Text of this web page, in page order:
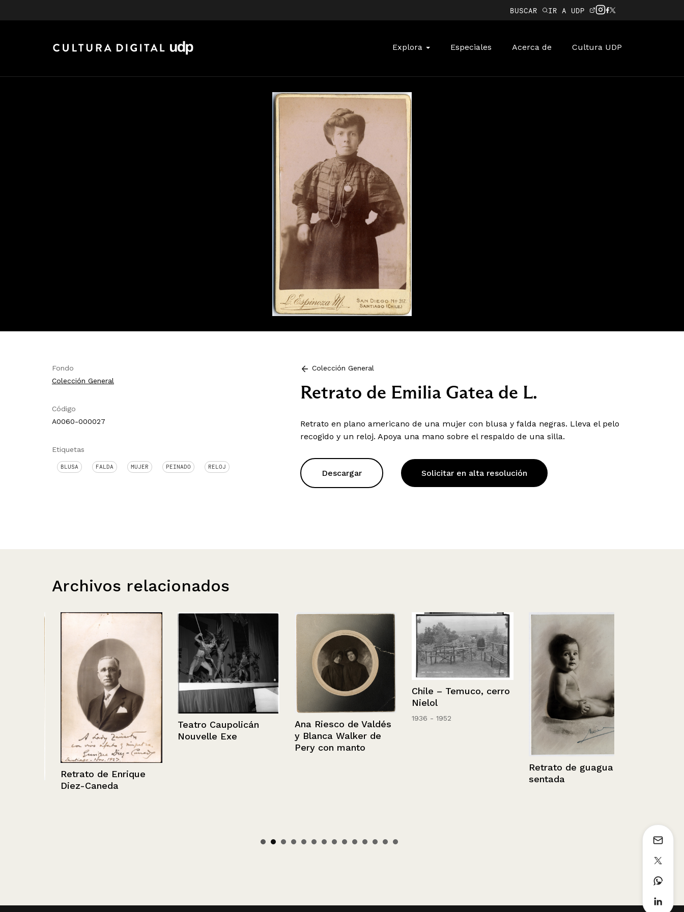
BUSCAR IR A UDP
Explora Especiales Acerca de Cultura UDP
Fondo
Colección General
Código
A0060-000027
Etiquetas
BLUSA FALDA MUJER PEINADO RELOJ
Colección General
Retrato de Emilia Gatea de L.
Retrato en plano americano de una mujer con blusa y falda negras. Lleva el pelo
recogido y un reloj. Apoya una mano sobre el respaldo de una silla.
Descargar Solicitar en alta resolución
Archivos relacionados
Retrato de Enrique
Diez-Caneda
Teatro Caupolicán
Nouvelle Exe
Ana Riesco de Valdés
y Blanca Walker de
Pery con manto
Chile – Temuco, cerro
Nielol
1936 - 1952
Retrato de guagua
sentada